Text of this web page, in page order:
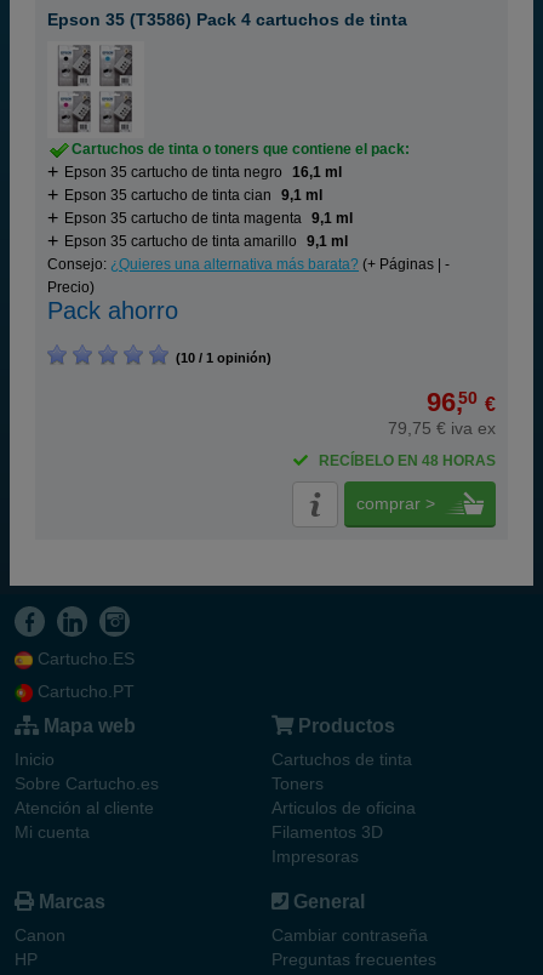
Epson 35 (T3586) Pack 4 cartuchos de tinta
Cartuchos de tinta o toners que contiene el pack:
Epson 35 cartucho de tinta negro
16,1 ml
Epson 35 cartucho de tinta cian
9,1 ml
Epson 35 cartucho de tinta magenta 9,1 ml
Epson 35 cartucho de tinta amarillo
9,1 ml
Consejo: ¿Quieres una alternativa más barata? (+ Páginas | -
Precio)
Pack ahorro
(10 / 1 opinión)
96,50 €
79,75 € iva ex
RECÍBELO EN 48 HORAS
comprar >
Cartucho.ES
Cartucho.PT
Mapa web
Inicio
Sobre Cartucho.es
Atención al cliente
Mi cuenta
Productos
Cartuchos de tinta
Toners
Articulos de oficina
Filamentos 3D
Impresoras
Marcas
Canon
HP
General
Cambiar contraseña
Preguntas frecuentes